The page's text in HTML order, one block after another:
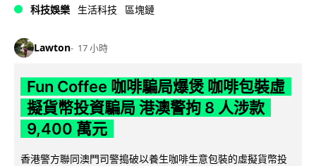
科技娛樂 生活科技 區塊鏈
Lawton 17 小時
Fun Coffee 咖啡騙局爆煲 咖啡包裝虛
擬貨幣投資騙局 港澳警拘 8 人涉款
9,400 萬元
香港警方聯同澳門司警搗破以養生咖啡生意包裝的虛擬貨幣投